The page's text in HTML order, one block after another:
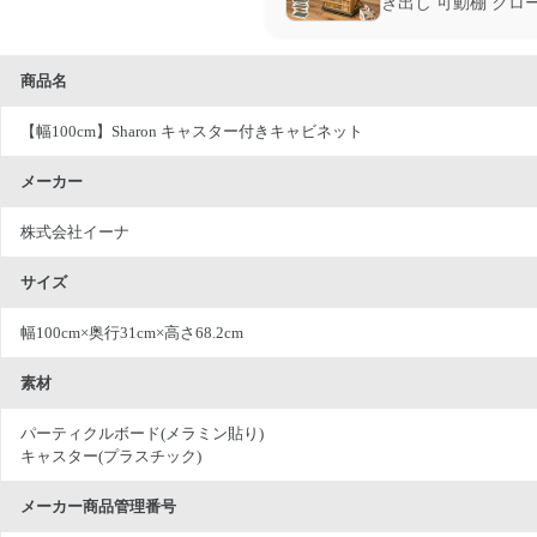
商品名
【幅100cm】Sharon キャスター付きキャビネット
メーカー
株式会社イーナ
サイズ
幅100cm×奥行31cm×高さ68.2cm
素材
パーティクルボード(メラミン貼り)
キャスター(プラスチック)
メーカー商品管理番号